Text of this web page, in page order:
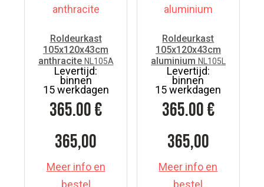
Roldeurkast
105x120x43cm
anthracite NL105A
Levertijd:
binnen
15 werkdagen
365.00€
365,00
Meer info en
bestel
Roldeurkast
105x120x43cm
aluminium NL105L
Levertijd:
binnen
15 werkdagen
365.00€
365,00
Meer info en
bestel